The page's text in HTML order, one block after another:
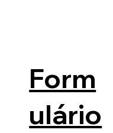
Form
ulário